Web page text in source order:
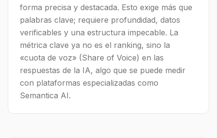
forma precisa y destacada. Esto exige más que
palabras clave; requiere profundidad, datos
verificables y una estructura impecable. La
métrica clave ya no es el ranking, sino la
«cuota de voz» (Share of Voice) en las
respuestas de la IA, algo que se puede medir
con plataformas especializadas como
Semantica AI.